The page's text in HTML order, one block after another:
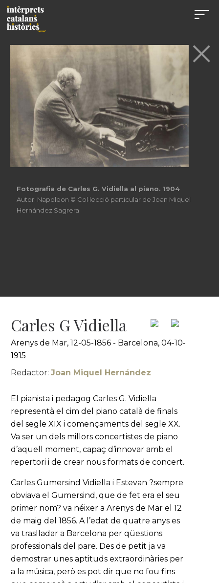
Fotografia de Carles G. Vidiella al piano. 1904
Autor: Napoleon © Col·lecció particular de Joan Miquel
Hernández Sagrera
Carles G Vidiella
Arenys de Mar, 12-05-1856 - Barcelona, 04-10-
1915
Redactor:Joan Miquel Hernández
El pianista i pedagog Carles G. Vidiella
representà el cim del piano català de finals
del segle XIX i començaments del segle XX.
Va ser un dels millors concertistes de piano
d’aquell moment, capaç d’innovar amb el
repertori i de crear nous formats de concert.
Carles Gumersind Vidiella i Estevan ?sempre
obviava el Gumersind, que de fet era el seu
primer nom? va néixer a Arenys de Mar el 12
de maig del 1856. A l’edat de quatre anys es
va traslladar a Barcelona per qüestions
professionals del pare. Des de petit ja va
demostrar unes aptituds extraordinàries per
a la música, però es pot dir que no fou fins